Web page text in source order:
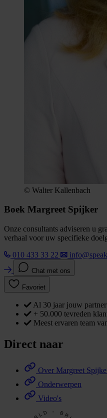
© Walter Kallenbach
Boek Margreet Spijker
Onze consultants adviseren u
verhaal voor uw specifieke
010 433 33 22
Chat met ons
Favoriet
Al 30 jaar jouw
+ 50.000 tevreden
Meest ervaren team
Direct naar
Over Margreet
Onderwerpen
Video's